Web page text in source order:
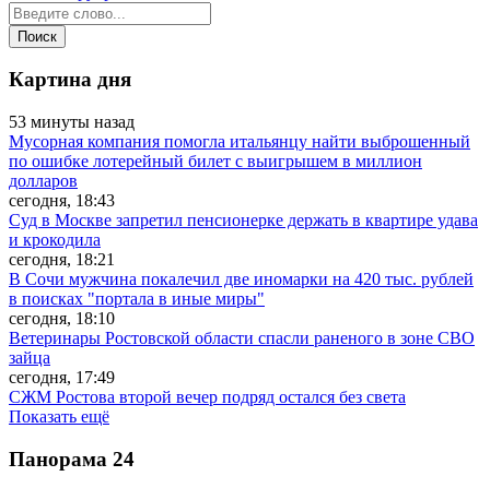
Картина дня
53 минуты назад
Мусорная компания помогла итальянцу найти выброшенный
по ошибке лотерейный билет с выигрышем в миллион
долларов
сегодня, 18:43
Суд в Москве запретил пенсионерке держать в квартире удава
и крокодила
сегодня, 18:21
В Сочи мужчина покалечил две иномарки на 420 тыс. рублей
в поисках "портала в иные миры"
сегодня, 18:10
Ветеринары Ростовской области спасли раненого в зоне СВО
зайца
сегодня, 17:49
СЖМ Ростова второй вечер подряд остался без света
Показать ещё
Панорама 24